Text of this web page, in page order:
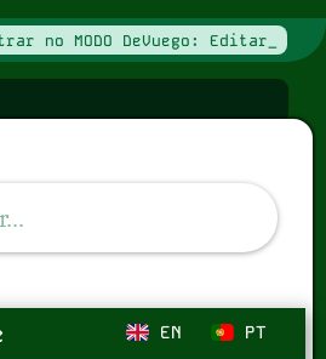
no MODO DeVuego: Editar_
PT
EN